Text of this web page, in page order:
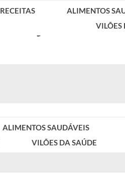
ALIMENTOS SAUDÁVEIS
VILÕES DA SAÚDE
RECEITAS
ALIMENTOS
VILÕES